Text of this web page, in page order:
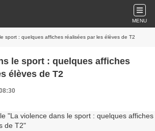
MENU
sport : quelques affiches réalisées par les élèves de T2
le sport : quelques affiches
élèves de T2